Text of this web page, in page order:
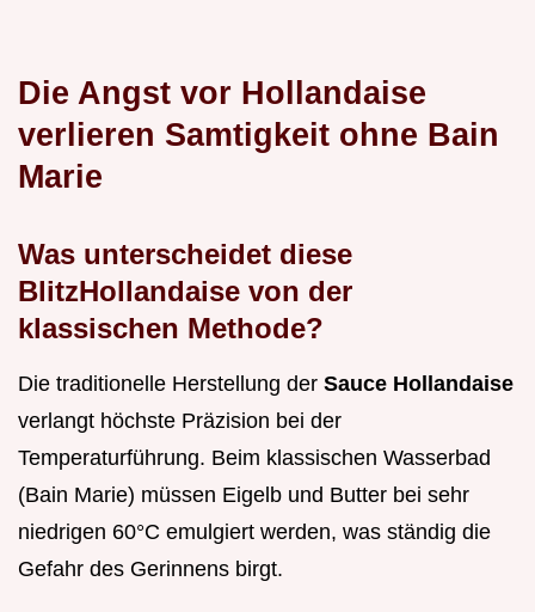
Die Angst vor Hollandaise
verlieren Samtigkeit ohne Bain
Marie
Was unterscheidet diese
BlitzHollandaise von der
klassischen Methode?
Die traditionelle Herstellung der Sauce Hollandaise
verlangt höchste Präzision bei der
Temperaturführung. Beim klassischen Wasserbad
(Bain Marie) müssen Eigelb und Butter bei sehr
niedrigen 60°C emulgiert werden, was ständig die
Gefahr des Gerinnens birgt.